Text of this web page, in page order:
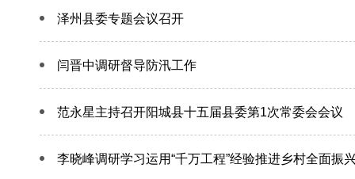
泽州县委专题会议召开
闫晋中调研督导防汛工作
范永星主持召开阳城县十五届县委第1次常委会会议
李晓峰调研学习运用“千万工程”经验推进乡村全面振